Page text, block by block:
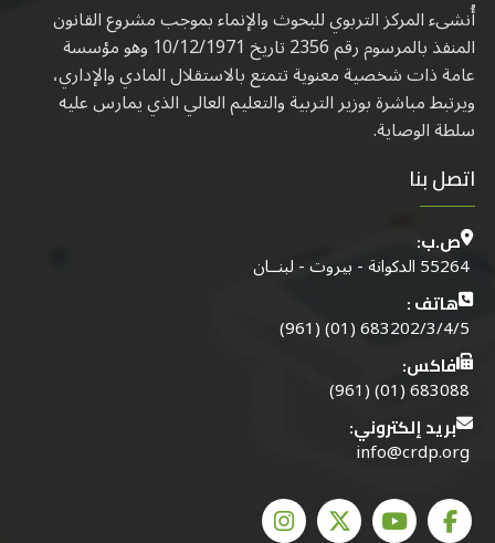
أُنشىء المركز التربوي للبحوث والإنماء بموجب مشروع القانون
المنفذ بالمرسوم رقم 2356 تاريخ 10/12/1971 وهو مؤسسة
عامة ذات شخصية معنوية تتمتع بالاستقلال المادي والإداري،
ويرتبط مباشرة بوزير التربية والتعليم العالي الذي يمارس عليه
سلطة الوصاية.
اتصل بنا
ص.ب:
55264 الدكوانة - بيروت - لبنــان
هاتف :
683202/3/4/5 (01) (961)
فاكس:
683088 (01) (961)
بريد إلكتروني:
info@crdp.org